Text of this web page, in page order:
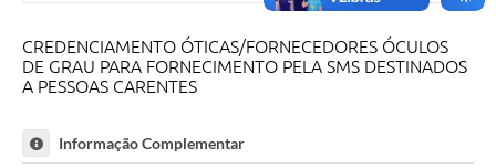
CREDENCIAMENTO ÓTICAS/FORNECEDORES ÓCULOS
DE GRAU PARA FORNECIMENTO PELA SMS DESTINADOS
A PESSOAS CARENTES
Informação Complementar